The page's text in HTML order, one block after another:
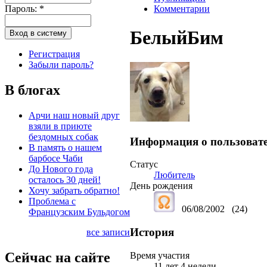
Пароль: *
Регистрация
Забыли пароль?
В блогах
Арчи наш новый друг
взяли в приюте
бездомных собак
В память о нашем
барбосе Чаби
До Нового года
осталось 30 дней!
Хочу забрать обратно!
Проблема с
Французским Бульдогом
все записи
Сейчас на сайте
Комментарии
БелыйБим
Информация о
Статус
Любитель
День рождения
06/08/2002 (24)
История
Время участия